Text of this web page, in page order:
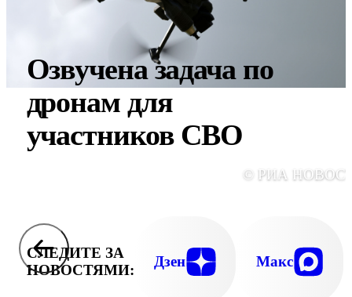
Озвучена задача по
дронам для
участников СВО
© РИА
СЛЕДИТЕ ЗА
НОВОСТЯМИ:
Дзен Макс